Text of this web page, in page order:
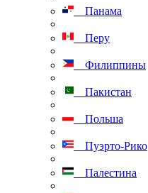
Панама
Перу
Филиппины
Пакистан
Польша
Пуэрто-Рико
Палестина